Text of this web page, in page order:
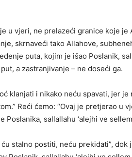
u vjeri, ne prelazeći granice koje je
skrnaveći tako Allahove,
puta, kojim je išao Poslanik,
a zastranjivanje – ne doseći ga.
klanjati i nikako neću spavati, jer je
Reći ćemo: “Ovaj je pretjerao u
sallallahu ‘alejhi ve
ću stalno postiti, neću prekidati”, dok